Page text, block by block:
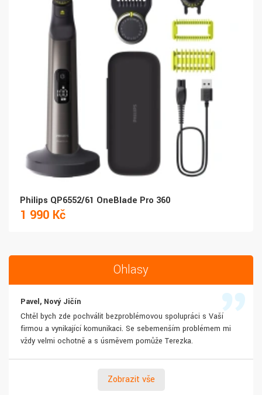
Philips QP6552/61 OneBlade Pro 360
1 990 Kč
Ohlasy
Pavel, Nový Jičín
Chtěl bych zde pochválit bezproblémovou spolupráci s Vaší
firmou a vynikající komunikaci. Se sebemenším problémem mi
vždy velmi ochotně a s úsměvem pomůže Terezka.
Zobrazit vše